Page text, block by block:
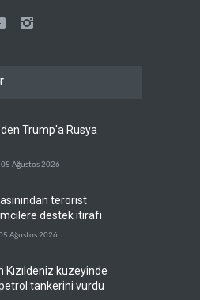
Trump'a Rusya
05 Ağustos 2026
terörist
destek itirafı
Ağustos 2026
Kızıldeniz kuzeyinde
tankerini vurdu